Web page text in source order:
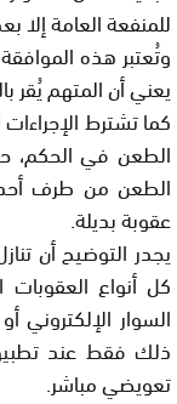
للمنفعة العامة إلا
وتُعتبر هذه
يعني أن المتهم يُقر
كما تشترط الإجراءات
الطعن في الحكم،
الطعن من طرف أحد
عقوبة بديلة.
يجدر التوضيح أن
كل أنواع العقوبات
السوار الإلكتروني
ذلك فقط عند
تعويضي مباشر.